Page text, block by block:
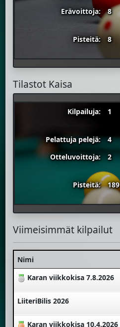
Erävoittoja:
8
Pisteitä:
8
Tilastot Kaisa
Kilpailuja: 1
Pelattuja pelejä:
4
Otteluvoittoja:
2
Pisteitä:
189
Viimeisimmät kilpailut
Nimi
Karan viikkokisa 7.8.2026
LiiteriBilis 2026
Karan viikkokisa 10.4.2026